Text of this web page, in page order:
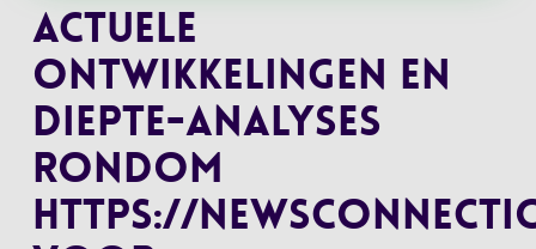
Actuele
ontwikkelingen en
diepte-analyses
rondom
https://